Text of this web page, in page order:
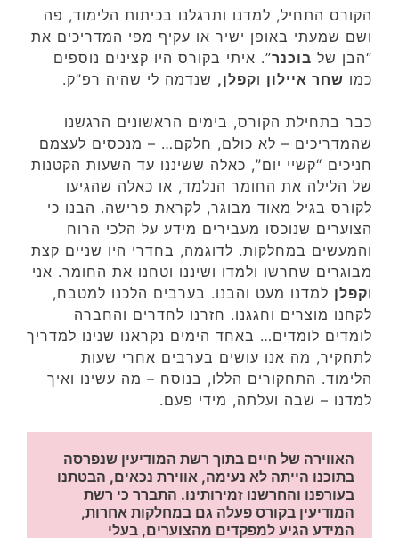
הקורס התחיל, למדנו ותרגלנו בכיתות הלימוד, פה
ושם שמעתי באופן ישיר או עקיף מפי המדריכים את
“הבן של בוכנר”. איתי בקורס היו קצינים נוספים
כמו שחר איילון וקפלן, שנדמה לי שהיה רפ”ק.
כבר בתחילת הקורס, בימים הראשונים הרגשנו
שהמדריכים – לא כולם, חלקם… – מנכסים לעצמם
חניכים “קשיי יום”, כאלה ששיננו עד השעות הקטנות
של הלילה את החומר הנלמד, או כאלה שהגיעו
לקורס בגיל מאוד מבוגר, לקראת פרישה. הבנו כי
הצוערים שנוכסו מעבירים מידע על הלכי הרוח
והמעשים במחלקות. לדוגמה, בחדרי היו שניים קצת
מבוגרים שחרשו ולמדו ושיננו וטחנו את החומר. אני
וקפלן למדנו מעט והבנו. בערבים הלכנו למטבח,
לקחנו מוצרים וחגגנו. חזרנו לחדרים והחברה
לומדים לומדים… באחד הימים נקראנו שנינו למדריך
לתחקיר, מה אנו עושים בערבים אחרי שעות
הלימוד. התחקורים הללו, בנוסח – מה עשינו ואיך
למדנו – שבה ועלתה, מידי פעם.